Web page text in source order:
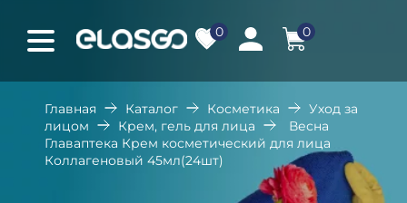
0 0
Главная Каталог Косметика
Уход за
лицом
Крем, гель для лица
Весна
Главаптека Крем косметический для лица
Коллагеновый 45мл(24шт)